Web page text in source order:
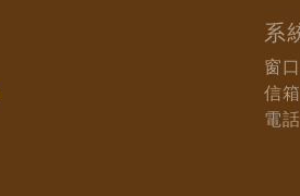
系
窗
信箱
電